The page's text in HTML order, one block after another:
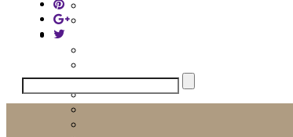
Search
for: